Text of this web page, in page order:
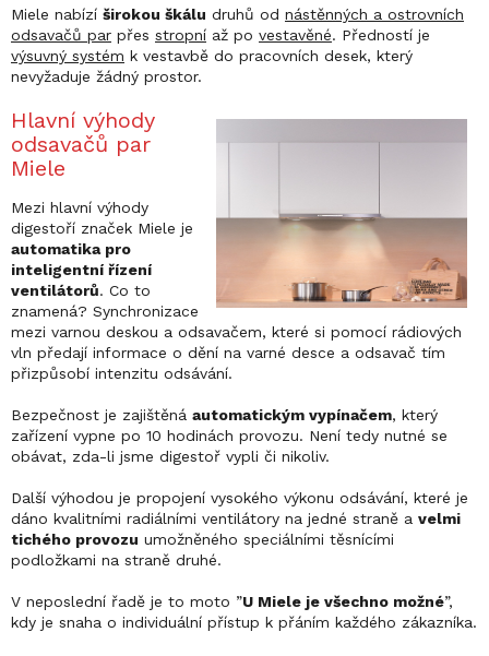
Miele nabízí širokou škálu druhů od nástěnných a ostrovních
odsavačů par přes stropní až po vestavěné. Předností je
výsuvný systém k vestavbě do pracovních desek, který
nevyžaduje žádný prostor.
Hlavní výhody
odsavačů par
Miele
Mezi hlavní výhody
digestoří značek Miele je
automatika pro
inteligentní řízení
ventilátorů. Co to
znamená? Synchronizace
mezi varnou deskou a odsavačem, které si pomocí rádiových
vln předají informace o dění na varné desce a odsavač tím
přizpůsobí intenzitu odsávání.
Bezpečnost je zajištěná automatickým vypínačem, který
zařízení vypne po 10 hodinách provozu. Není tedy nutné se
obávat, zda-li jsme digestoř vypli či nikoliv.
Další výhodou je propojení vysokého výkonu odsávání, které je
dáno kvalitními radiálními ventilátory na jedné straně a velmi
tichého provozu umožněného speciálními těsnícími
podložkami na straně druhé.
V neposlední řadě je to moto ”U Miele je všechno možné”,
kdy je snaha o individuální přístup k přáním každého zákazníka.